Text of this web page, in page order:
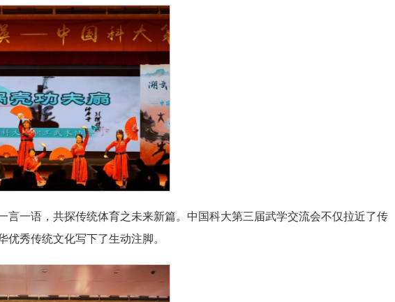
一语，共探传统体育之未来新篇。中国科大第三届武学交流会不仅拉近了传
秀传统文化写下了生动注脚。